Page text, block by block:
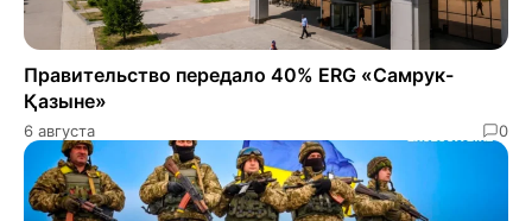
Правительство передало 40% ERG «Самрук-
Қазыне»
6 августа 0